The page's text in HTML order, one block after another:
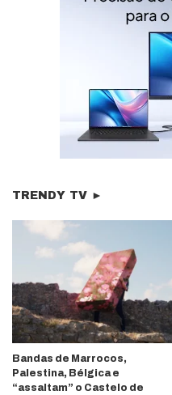
TRENDY TV ►
Bandas de Marrocos,
Palestina, Bélgica e
“assaltam” o Castelo de